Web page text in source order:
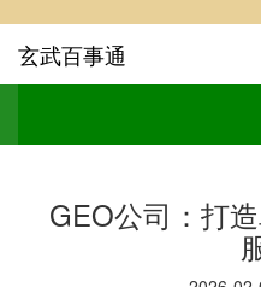
玄武百事通
GEO公司：打